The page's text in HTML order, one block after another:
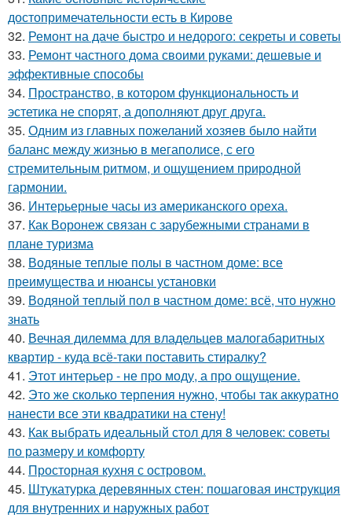
достопримечательности есть в Кирове
32. Ремонт на даче быстро и недорого: секреты и советы
33. Ремонт частного дома своими руками: дешевые и
эффективные способы
34. Пространство, в котором функциональность и
эстетика не спорят, а дополняют друг друга.
35. Одним из главных пожеланий хозяев было найти
баланс между жизнью в мегаполисе, с его
стремительным ритмом, и ощущением природной
гармонии.
36. Интерьерные часы из американского ореха.
37. Как Воронеж связан с зарубежными странами в
плане туризма
38. Водяные теплые полы в частном доме: все
преимущества и нюансы установки
39. Водяной теплый пол в частном доме: всё, что нужно
знать
40. Вечная дилемма для владельцев малогабаритных
квартир - куда всё-таки поставить стиралку?
41. Этот интерьер - не про моду, а про ощущение.
42. Это же сколько терпения нужно, чтобы так аккуратно
нанести все эти квадратики на стену!
43. Как выбрать идеальный стол для 8 человек: советы
по размеру и комфорту
44. Просторная кухня с островом.
45. Штукатурка деревянных стен: пошаговая инструкция
для внутренних и наружных работ